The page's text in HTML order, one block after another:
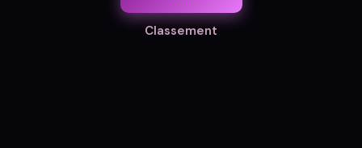
Classement